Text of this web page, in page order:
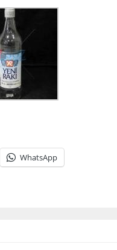
WhatsApp